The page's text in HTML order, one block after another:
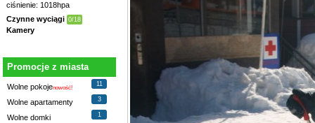
ciśnienie: 1018hpa
Czynne wyciągi 0/18
Kamery
Promocje z miasta
Wolne pokojenowość!
11
Wolne apartamenty 3
Wolne domki 1